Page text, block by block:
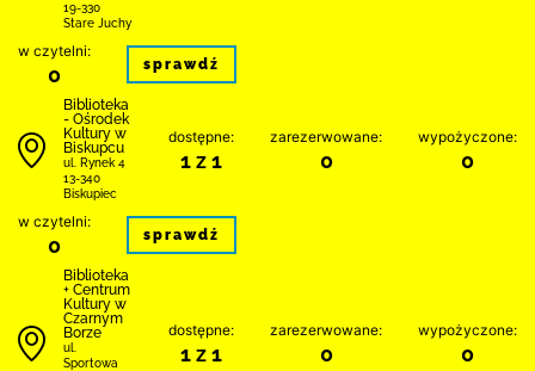
19-330
Stare Juchy
w czytelni:
0 sprawdź
Biblioteka
- Ośrodek
Kultury w
Biskupcu
ul. Rynek 4
13-340
Biskupiec
dostępne:
1 z 1
zarezerwowane:
0
wypożyczone:
0
w czytelni:
0 sprawdź
Biblioteka
+ Centrum
Kultury w
Czarnym
Borze
ul.
Sportowa
dostępne:
1 z 1
zarezerwowane:
0
wypożyczone:
0